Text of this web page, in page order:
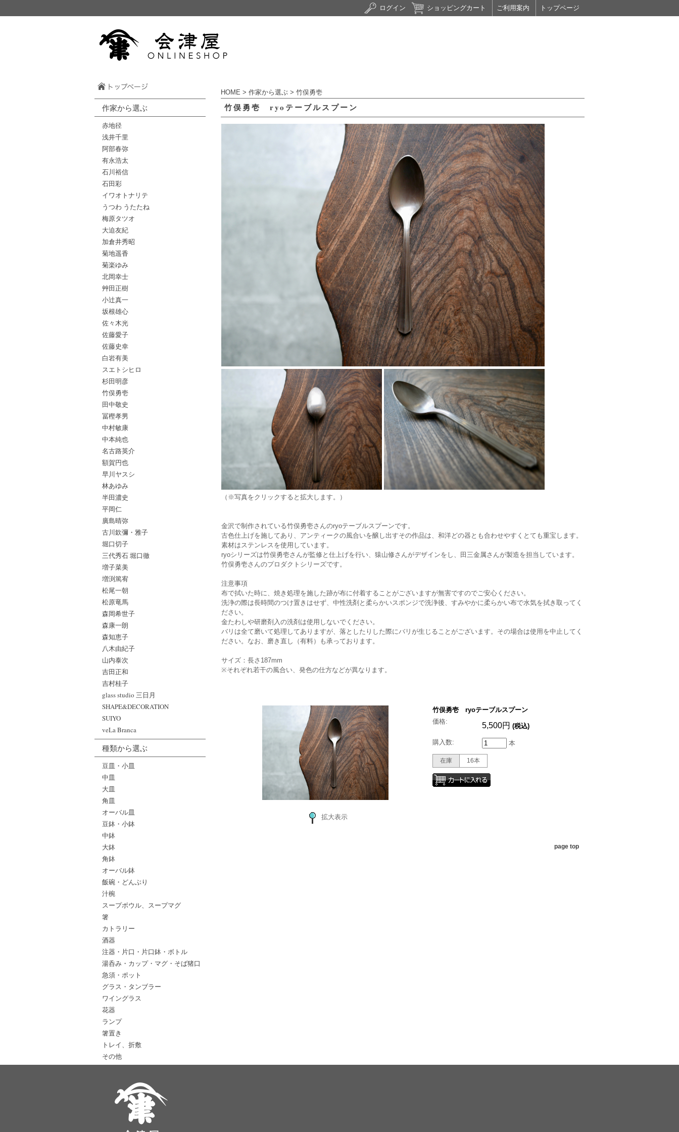
ログイン ショッピングカート ご利用案内 トップページ
作家から選ぶ
赤地径
浅井千里
阿部春弥
有永浩太
石川裕信
石田彩
イワオトナリテ
うつわ うたたね
梅原タツオ
大迫友紀
加倉井秀昭
菊地遥香
菊楽ゆみ
北岡幸士
艸田正樹
小辻真一
坂根雄心
佐々木光
佐藤愛子
佐藤史幸
白岩有美
スエトシヒロ
杉田明彦
竹俣勇壱
田中敬史
冨樫孝男
中村敏康
中本純也
名古路英介
額賀円也
早川ヤスシ
林あゆみ
半田濃史
平岡仁
廣島晴弥
古川欽彌・雅子
堀口切子
三代秀石 堀口徹
増子菜美
増渕篤宥
松尾一朝
松原竜馬
森岡希世子
森康一朗
森知恵子
八木由紀子
山内泰次
吉田正和
吉村桂子
glass studio 三日月
SHAPE&DECORATION
SUIYO
veLa Branca
種類から選ぶ
豆皿・小皿
中皿
大皿
角皿
オーバル皿
豆鉢・小鉢
中鉢
大鉢
角鉢
オーバル鉢
飯碗・どんぶり
汁椀
スープボウル、スープマグ
箸
カトラリー
酒器
注器・片口・片口鉢・ボトル
湯呑み・カップ・マグ・そば猪口
急須・ポット
グラス・タンブラー
ワイングラス
花器
ランプ
箸置き
トレイ、折敷
その他
HOME > 作家から選ぶ > 竹俣勇壱
竹俣勇壱 ryoテーブルスプーン
（※写真をクリックすると拡大します。）
金沢で制作されている竹俣勇壱さんのryoテーブルスプーンです。
古色仕上げを施してあり、アンティークの風合いを醸し出すその作品は、和洋どの器とも合わせやすくとても重宝します。
素材はステンレスを使用しています。
ryoシリーズは竹俣勇壱さんが監修と仕上げを行い、猿山修さんがデザインをし、田三金属さんが製造を担当しています。
竹俣勇壱さんのプロダクトシリーズです。
注意事項
布で拭いた時に、焼き処理を施した跡が布に付着することがございますが無害ですのでご安心ください。
洗浄の際は長時間のつけ置きはせず、中性洗剤と柔らかいスポンジで洗浄後、すみやかに柔らかい布で水気を拭き取ってく
ださい。
金たわしや研磨剤入の洗剤は使用しないでください。
バリは全て磨いて処理してありますが、落としたりした際にバリが生じることがございます。その場合は使用を中止してく
ださい。なお、磨き直し（有料）も承っております。
サイズ：長さ187mm
※それぞれ若干の風合い、発色の仕方などが異なります。
拡大表示
竹俣勇壱 ryoテーブルスプーン
価格:
5,500円 (税込)
購入数: 本
在庫 16本
page top